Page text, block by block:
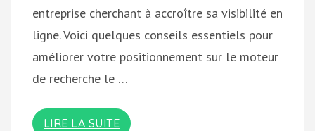
entreprise cherchant à accroître sa visibilité en
ligne. Voici quelques conseils essentiels pour
améliorer votre positionnement sur le moteur
de recherche le …
LIRE LA SUITE